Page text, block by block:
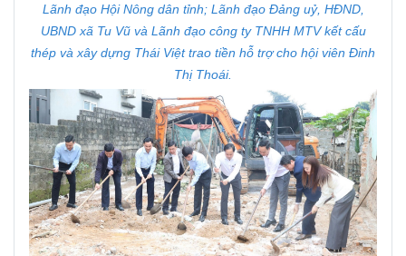
Lãnh đạo Hội Nông dân tỉnh; Lãnh đạo Đảng uỷ, HĐND,
UBND xã Tu Vũ và Lãnh đạo công ty TNHH MTV kết cấu
thép và xây dựng Thái Việt trao tiền hỗ trợ cho hội viên Đinh
Thị Thoái.